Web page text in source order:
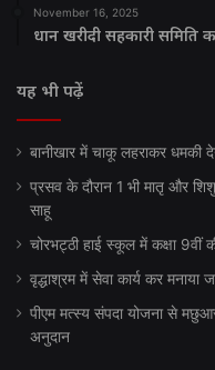
November 16, 2025
धान खरीदी सहकारी समिति
यह भी पढ़ें
बानीखार में चाकू लहराकर धमकी
प्रसव के दौरान 1 भी मातृ और
साहू
चोरभट्ठी हाई स्कूल में कक्षा 9वीं
वृद्धाश्रम में सेवा कार्य कर मनाया
पीएम मत्स्य संपदा योजना से
अनुदान